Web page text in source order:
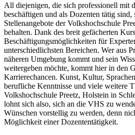
All diejenigen, die sich professionell mit
beschäftigen und als Dozenten tätig sind,
Stellenangebote der Volkshochschule
behalten. Dank des breit gefächerten
Beschäftigungsmöglichkeiten für
unterschiedlichsten Bereichen. Wer aus
näheren Umgebung kommt und sein
weitergeben möchte, kommt hier in den
Karrierechancen. Kunst, Kultur,
berufliche Kenntnisse und viele weitere
Volkshochschule Preetz, Holstein in
lohnt sich also, sich an die VHS zu
Wünschen vorstellig zu werden, denn
Möglichkeit einer Dozententätigkeit.